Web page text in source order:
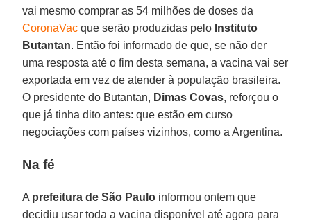
vai mesmo comprar as 54 milhões de doses da
CoronaVac que serão produzidas pelo Instituto
Butantan. Então foi informado de que, se não der
uma resposta até o fim desta semana, a vacina vai ser
exportada em vez de atender à população brasileira.
O presidente do Butantan, Dimas Covas, reforçou o
que já tinha dito antes: que estão em curso
negociações com países vizinhos, como a Argentina.
Na fé
A prefeitura de São Paulo informou ontem que
decidiu usar toda a vacina disponível até agora para